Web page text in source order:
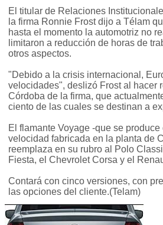
El titular de Relaciones
la firma Ronnie Frost dijo a Télam
hasta el momento la automotriz no
limitaron a reducción de horas de
otros aspectos.
"Debido a la crisis internacional,
velocidades", deslizó Frost al hacer
Córdoba de la firma, que
ciento de las cuales se destinan a
El flamante Voyage -que se
velocidad fabricada en la planta de
reemplaza en su rubro al Polo
Fiesta, el Chevrolet Corsa y el
Contará con cinco versiones, con
las opciones del cliente.(Telam)